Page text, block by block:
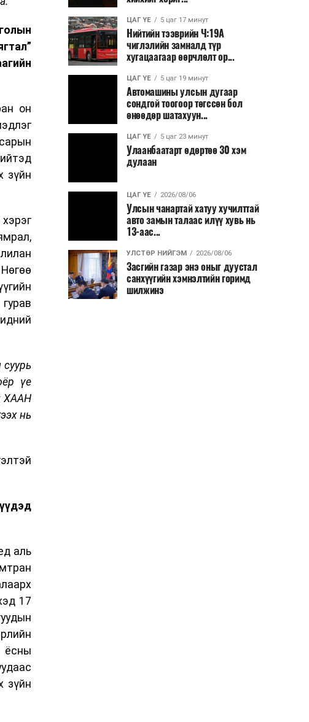
он
зүйн
үе
ХААН
нь
аль
17
ёсны
зүйн
ЦАГ ҮЕ 5 цаг 17 минут
Нийтийн тээврийн Ч:19А
чиглэлийн замналд түр
хугацаагаар өөрчлөлт ор...
ЦАГ ҮЕ 5 цаг 19 минут
Автомашины улсын дугаар
сондгой тоогоор төгссөн бол
өнөөдөр шатахуун...
ЦАГ ҮЕ 5 цаг 23 минут
Улаанбаатарт өдөртөө 30 хэм
дулаан
ЦАГ ҮЕ 2026/08/06
Улсын чанартай хатуу хучилттай
авто замын талаас илүү хувь нь
13-аас...
УЛСТӨР НИЙГЭМ 2026/08/06
Засгийн газар энэ оныг дуустал
санхүүгийн хэмнэлтийн горимд
шилжинэ